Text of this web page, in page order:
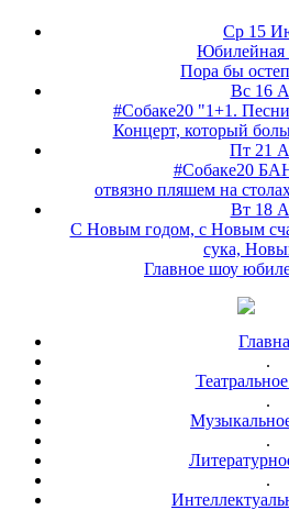
Ср 15
Юбилейная
Пора бы
Вс 16
#Собаке20 "1+1.
Концерт, который
Пт 21
#Собаке20
отвязно пляшем на
Вт 18
С Новым годом, с Новым
сука,
Главное шоу
.
.
.
.